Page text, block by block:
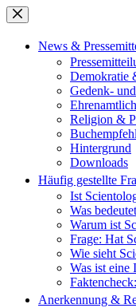
Zum
Inhalt
springenNews &
Demokratie
Gedenk-
Religion &
Hintergrund
Downloads
Häufig gestellte
Ist
Was
Warum ist
Frage: Hat
Wie sieht
Was ist eine
Anerkennung &